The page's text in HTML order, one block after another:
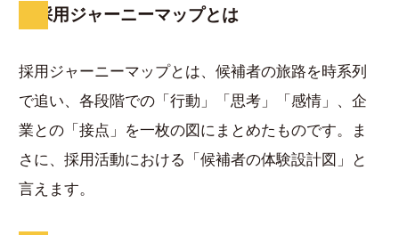
採用ジャーニーマップとは
採用ジャーニーマップとは、候補者の旅路を時系列
で追い、各段階での「行動」「思考」「感情」、企
業との「接点」を一枚の図にまとめたものです。ま
さに、採用活動における「候補者の体験設計図」と
言えます。